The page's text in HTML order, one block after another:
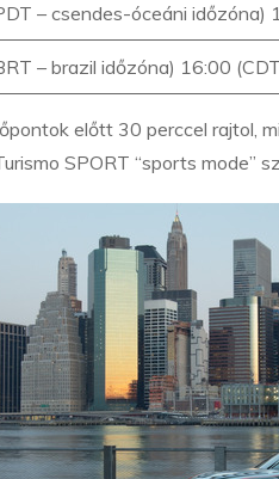
– csendes-óceáni időzóna)
– brazil időzóna) 16:00
előtt 30 perccel rajtol,
SPORT “sports mode”